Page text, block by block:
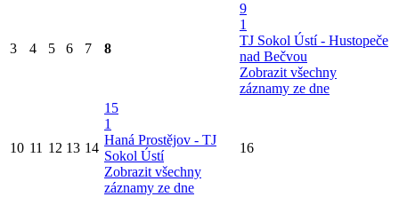
3 4 5 6 7 8
9
1
TJ Sokol Ústí - Hustopeče
nad Bečvou
Zobrazit všechny
záznamy ze dne
10 11 12 13 14
15
1
Haná Prostějov - TJ
Sokol Ústí
Zobrazit všechny
záznamy ze dne
16